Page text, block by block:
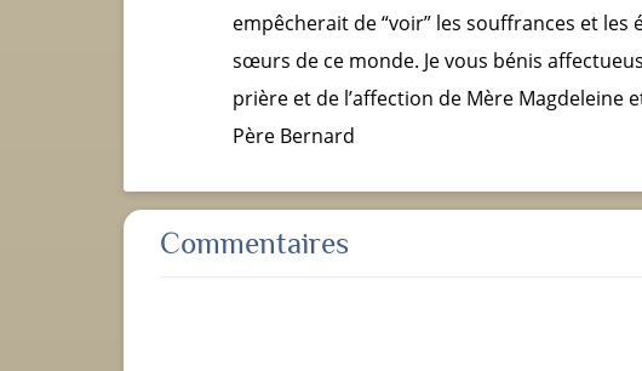
empêcherait de “voir” les souffrances et
sœurs de ce monde. Je vous bénis
prière et de l’affection de Mère Magdeleine
Père Bernard
Commentaires